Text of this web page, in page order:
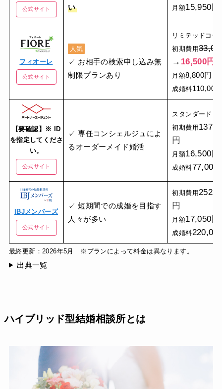
公式サイト
い
月額15,950円
フィオーレ
公式サイト
人気
✓ お相手の検索申し込み無
制限プランあり
リミテッドコー
初期費用
→ 16,500円
月額8,800円
成婚料110,000
【要確認】※ ID
を指定してくださ
い。
公式サイト
✓ 専任コンシェルジュによ
るオーダーメイド婚活
スタンダードコ
初期費用
円
月額16,500円
成婚料77,000
IBJメンバーズ
公式サイト
✓ 短期間での成婚を目指す
人々が多い
初期費用
円
月額17,050円
成婚料
最終更新：2026年5月 ※プランによって料金は異なります。
出典一覧
ハイブリッド型結婚相談所とは